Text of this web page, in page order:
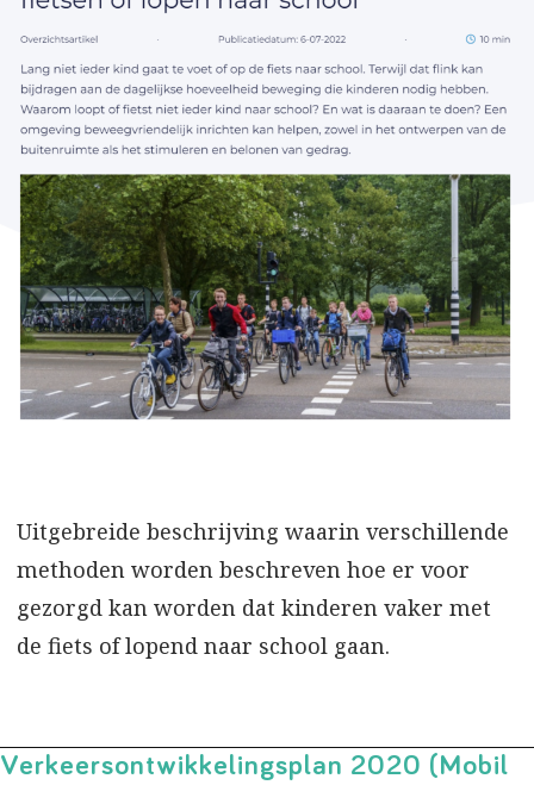
Uitgebreide beschrijving waarin verschillende
methoden worden beschreven hoe er voor
gezorgd kan worden dat kinderen vaker met
de fiets of lopend naar school gaan.
Verkeersontwikkelingsplan 2020 (Mobil